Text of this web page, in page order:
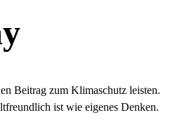
Beitrag zum Klimaschutz leisten.
ist wie eigenes Denken.